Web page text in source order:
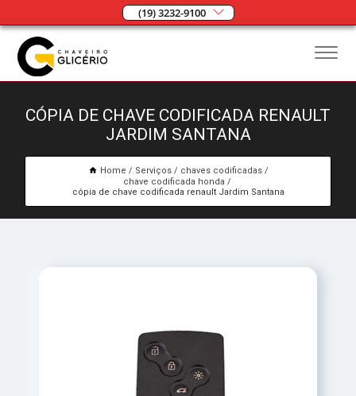
(19) 3232-9100
CÓPIA DE CHAVE CODIFICADA RENAULT
JARDIM SANTANA
Home Serviços
chaves codificadas
chave codificada honda
cópia de chave codificada renault Jardim Santana